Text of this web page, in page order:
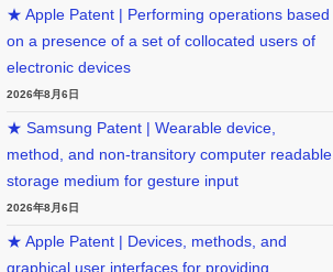
★ Apple Patent | Performing operations based
on a presence of a set of collocated users of
electronic devices
2026年8月6日
★ Samsung Patent | Wearable device,
method, and non-transitory computer readable
storage medium for gesture input
2026年8月6日
★ Apple Patent | Devices, methods, and
graphical user interfaces for providing